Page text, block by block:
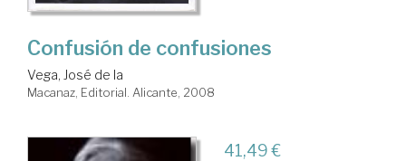
Confusión de confusiones
Vega, José de la
Macanaz, Editorial. Alicante, 2008
41,49 €